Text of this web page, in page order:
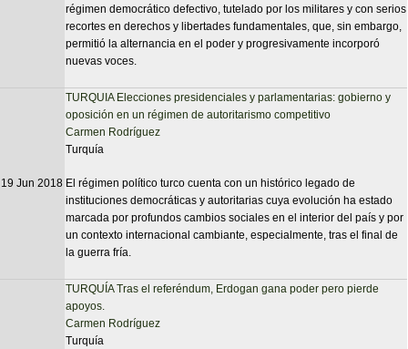
régimen democrático defectivo, tutelado por los militares y con serios
recortes en derechos y libertades fundamentales, que, sin embargo,
permitió la alternancia en el poder y progresivamente incorporó
nuevas voces.
19 Jun 2018
TURQUIA Elecciones presidenciales y parlamentarias: gobierno y
oposición en un régimen de autoritarismo competitivo
Carmen Rodríguez
Turquía
El régimen político turco cuenta con un histórico legado de
instituciones democráticas y autoritarias cuya evolución ha estado
marcada por profundos cambios sociales en el interior del país y por
un contexto internacional cambiante, especialmente, tras el final de
la guerra fría.
TURQUÍA Tras el referéndum, Erdogan gana poder pero pierde
apoyos.
Carmen Rodríguez
Turquía